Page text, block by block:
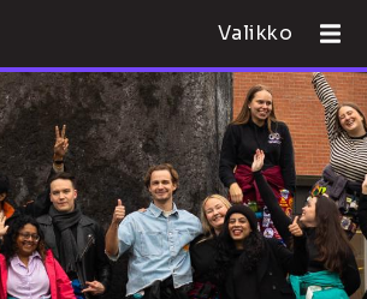
Valikko